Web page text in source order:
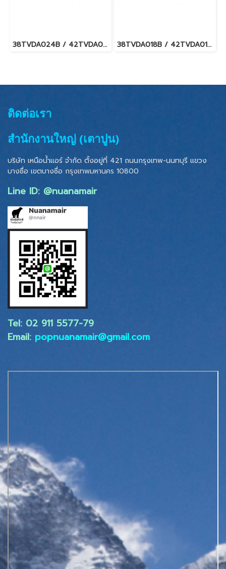
38TVDA024B / 42TVDA024B CARRIER COPPER 10 Hi-wall Inverter แอร์แคเรียร์ ติดผนัง ระบบอินเวอร์เตอร์ น้ำยา R32 20,400BTU. พร้อมบริการติดตั้ง 38TVDA018B / 42TVDA018B CARRIER COPPER 10 Hi-wall Inverter แอร์แคเรียร์ ติดผนัง ระบบอินเวอร์เตอร์ น้ำยา R32 18,000BTU. พร้อมบริการติดตั้ง
ติดต่อเรา
สำนักงานใหญ่ (เตาปูน)
บริษัท เหนือน้ำแอร์ จำกัด ตั้งอยู่ที่ 421 ถนนกรุงเทพ-นนทบุรี แขวง
บางซื่อ เขตบางซื่อ กรุงเทพมหานคร 10800
Line ID: @nuanamair
Tel: 02 ​911 5577-79
Email: popnuanamair@gmail.com